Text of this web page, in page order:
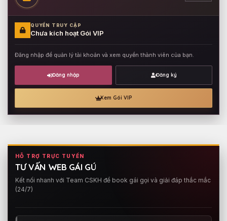
QUYỀN TRUY CẬP
Chưa kích hoạt Gói VIP
Đăng nhập để quản lý tài khoản và xem quyền thành viên của bạn.
Đăng nhập Đăng ký
Xem Gói VIP
HỖ TRỢ TRỰC TUYẾN
TƯ VẤN WEB GÁI GÚ
Kết nối nhanh với Team CSKH để book gái gọi và giải đáp thắc mắc
(24/7)